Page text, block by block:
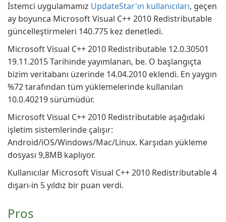
İstemci uygulamamız UpdateStar'ın kullanıcıları, geçen
ay boyunca Microsoft Visual C++ 2010 Redistributable
güncelleştirmeleri 140.775 kez denetledi.
Microsoft Visual C++ 2010 Redistributable 12.0.30501
19.11.2015 Tarihinde yayımlanan, be. O başlangıçta
bizim veritabanı üzerinde 14.04.2010 eklendi. En yaygın
%72 tarafından tüm yüklemelerinde kullanılan
10.0.40219 sürümüdür.
Microsoft Visual C++ 2010 Redistributable aşağıdaki
işletim sistemlerinde çalışır:
Android/iOS/Windows/Mac/Linux. Karşıdan yükleme
dosyası 9,8MB kaplıyor.
Kullanıcılar Microsoft Visual C++ 2010 Redistributable 4
dışarı-in 5 yıldız bir puan verdi.
Pros